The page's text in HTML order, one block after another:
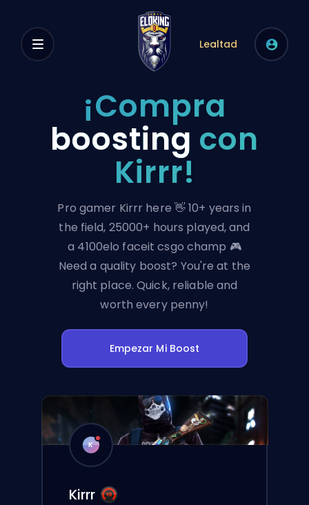
Lealtad
¡Compra
boosting con
Kirrr!
Pro gamer Kirrr here 👋 10+ years in
the field, 25000+ hours played, and
a 4100elo faceit csgo champ 🎮
Need a quality boost? You're at the
right place. Quick, reliable and
worth every penny!
Empezar Mi Boost
K
Kirrr